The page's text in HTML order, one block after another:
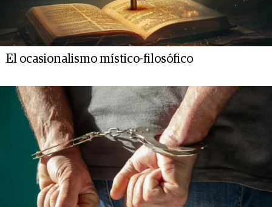
El ocasionalismo místico-filosófico